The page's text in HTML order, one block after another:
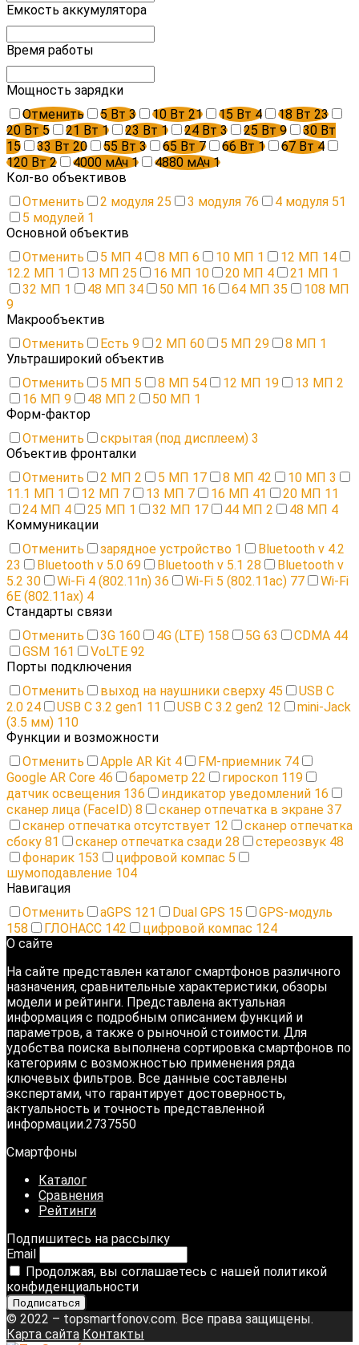
Емкость аккумулятора
Время работы
Мощность зарядки
Отменить
5 Вт 3 10 Вт 21 15 Вт 4 18 Вт 23
20 Вт 5 21 Вт 1 23 Вт 1 24 Вт 3 25 Вт 9
30 Вт
15
33 Вт 20 55 Вт 3 65 Вт 7 66 Вт 1 67 Вт 4
120 Вт 2 4000 мАч 1 4880 мАч 1
Кол-во объективов
Отменить
2 модуля 25 3 модуля 76 4 модуля 51
5 модулей 1
Основной объектив
Отменить
5 МП 4 8 МП 6 10 МП 1 12 МП 14
12.2 МП 1 13 МП 25 16 МП 10 20 МП 4 21 МП 1
32 МП 1 48 МП 34 50 МП 16 64 МП 35
108 МП
9
Макрообъектив
Отменить
Есть 9 2 МП 60 5 МП 29 8 МП 1
Ультраширокий объектив
Отменить
5 МП 5 8 МП 54 12 МП 19 13 МП 2
16 МП 9 48 МП 2 50 МП 1
Форм-фактор
Отменить
скрытая (под дисплеем) 3
Объектив фронталки
Отменить
2 МП 2 5 МП 17 8 МП 42 10 МП 3
11.1 МП 1 12 МП 7 13 МП 7 16 МП 41 20 МП 11
24 МП 4 25 МП 1 32 МП 17 44 МП 2 48 МП 4
Коммуникации
Отменить
зарядное устройство 1
Bluetooth v 4.2
23
Bluetooth v 5.0 69 Bluetooth v 5.1 28
Bluetooth v
5.2 30 Wi-Fi 4 (802.11n) 36 Wi-Fi 5 (802.11ac) 77
Wi-Fi
6E (802.11ax) 4
Стандарты связи
Отменить
3G 160 4G (LTE) 158 5G 63 CDMA 44
GSM 161 VoLTE 92
Порты подключения
Отменить
выход на наушники сверху 45
USB C
2.0 24 USB C 3.2 gen1 11 USB C 3.2 gen2 12
mini-Jack
(3.5 мм) 110
Функции и возможности
Отменить
Apple AR Kit 4 FM-приемник 74
Google AR Core 46 барометр 22 гироскоп 119
датчик освещения 136 индикатор уведомлений 16
сканер лица (FaceID) 8 сканер отпечатка в экране 37
сканер отпечатка отсутствует 12
сканер отпечатка
сбоку 81 сканер отпечатка сзади 28 стереозвук 48
фонарик 153 цифровой компас 5
шумоподавление 104
Навигация
Отменить
aGPS 121 Dual GPS 15
GPS-модуль
158
ГЛОНАСС 142 цифровой компас 124
О сайте
На сайте представлен каталог смартфонов различного
назначения, сравнительные характеристики, обзоры
модели и рейтинги. Представлена актуальная
информация с подробным описанием функций и
параметров, а также о рыночной стоимости. Для
удобства поиска выполнена сортировка смартфонов по
категориям с возможностью применения ряда
ключевых фильтров. Все данные составлены
экспертами, что гарантирует достоверность,
актуальность и точность представленной
информации.2737550
Смартфоны
Каталог
Сравнения
Рейтинги
Подпишитесь на рассылку
Email
Продолжая, вы соглашаетесь с нашей политикой
конфиденциальности
© 2022 – topsmartfonov.com. Все права защищены.
Карта сайта Контакты